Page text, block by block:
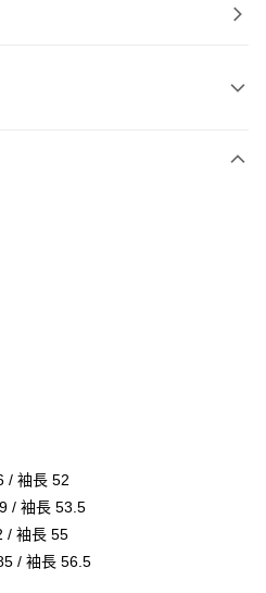
)免運費
/ 袖長 52
/ 袖長 53.5
/ 袖長 55
/ 袖長 56.5